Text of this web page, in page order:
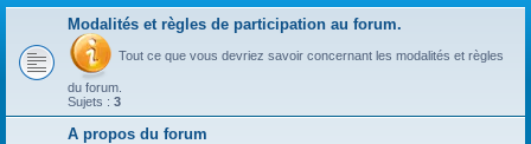
Modalités et règles de participation au forum.
Tout ce que vous devriez savoir concernant les modalités et règles
du forum.
Sujets : 3
A propos du forum